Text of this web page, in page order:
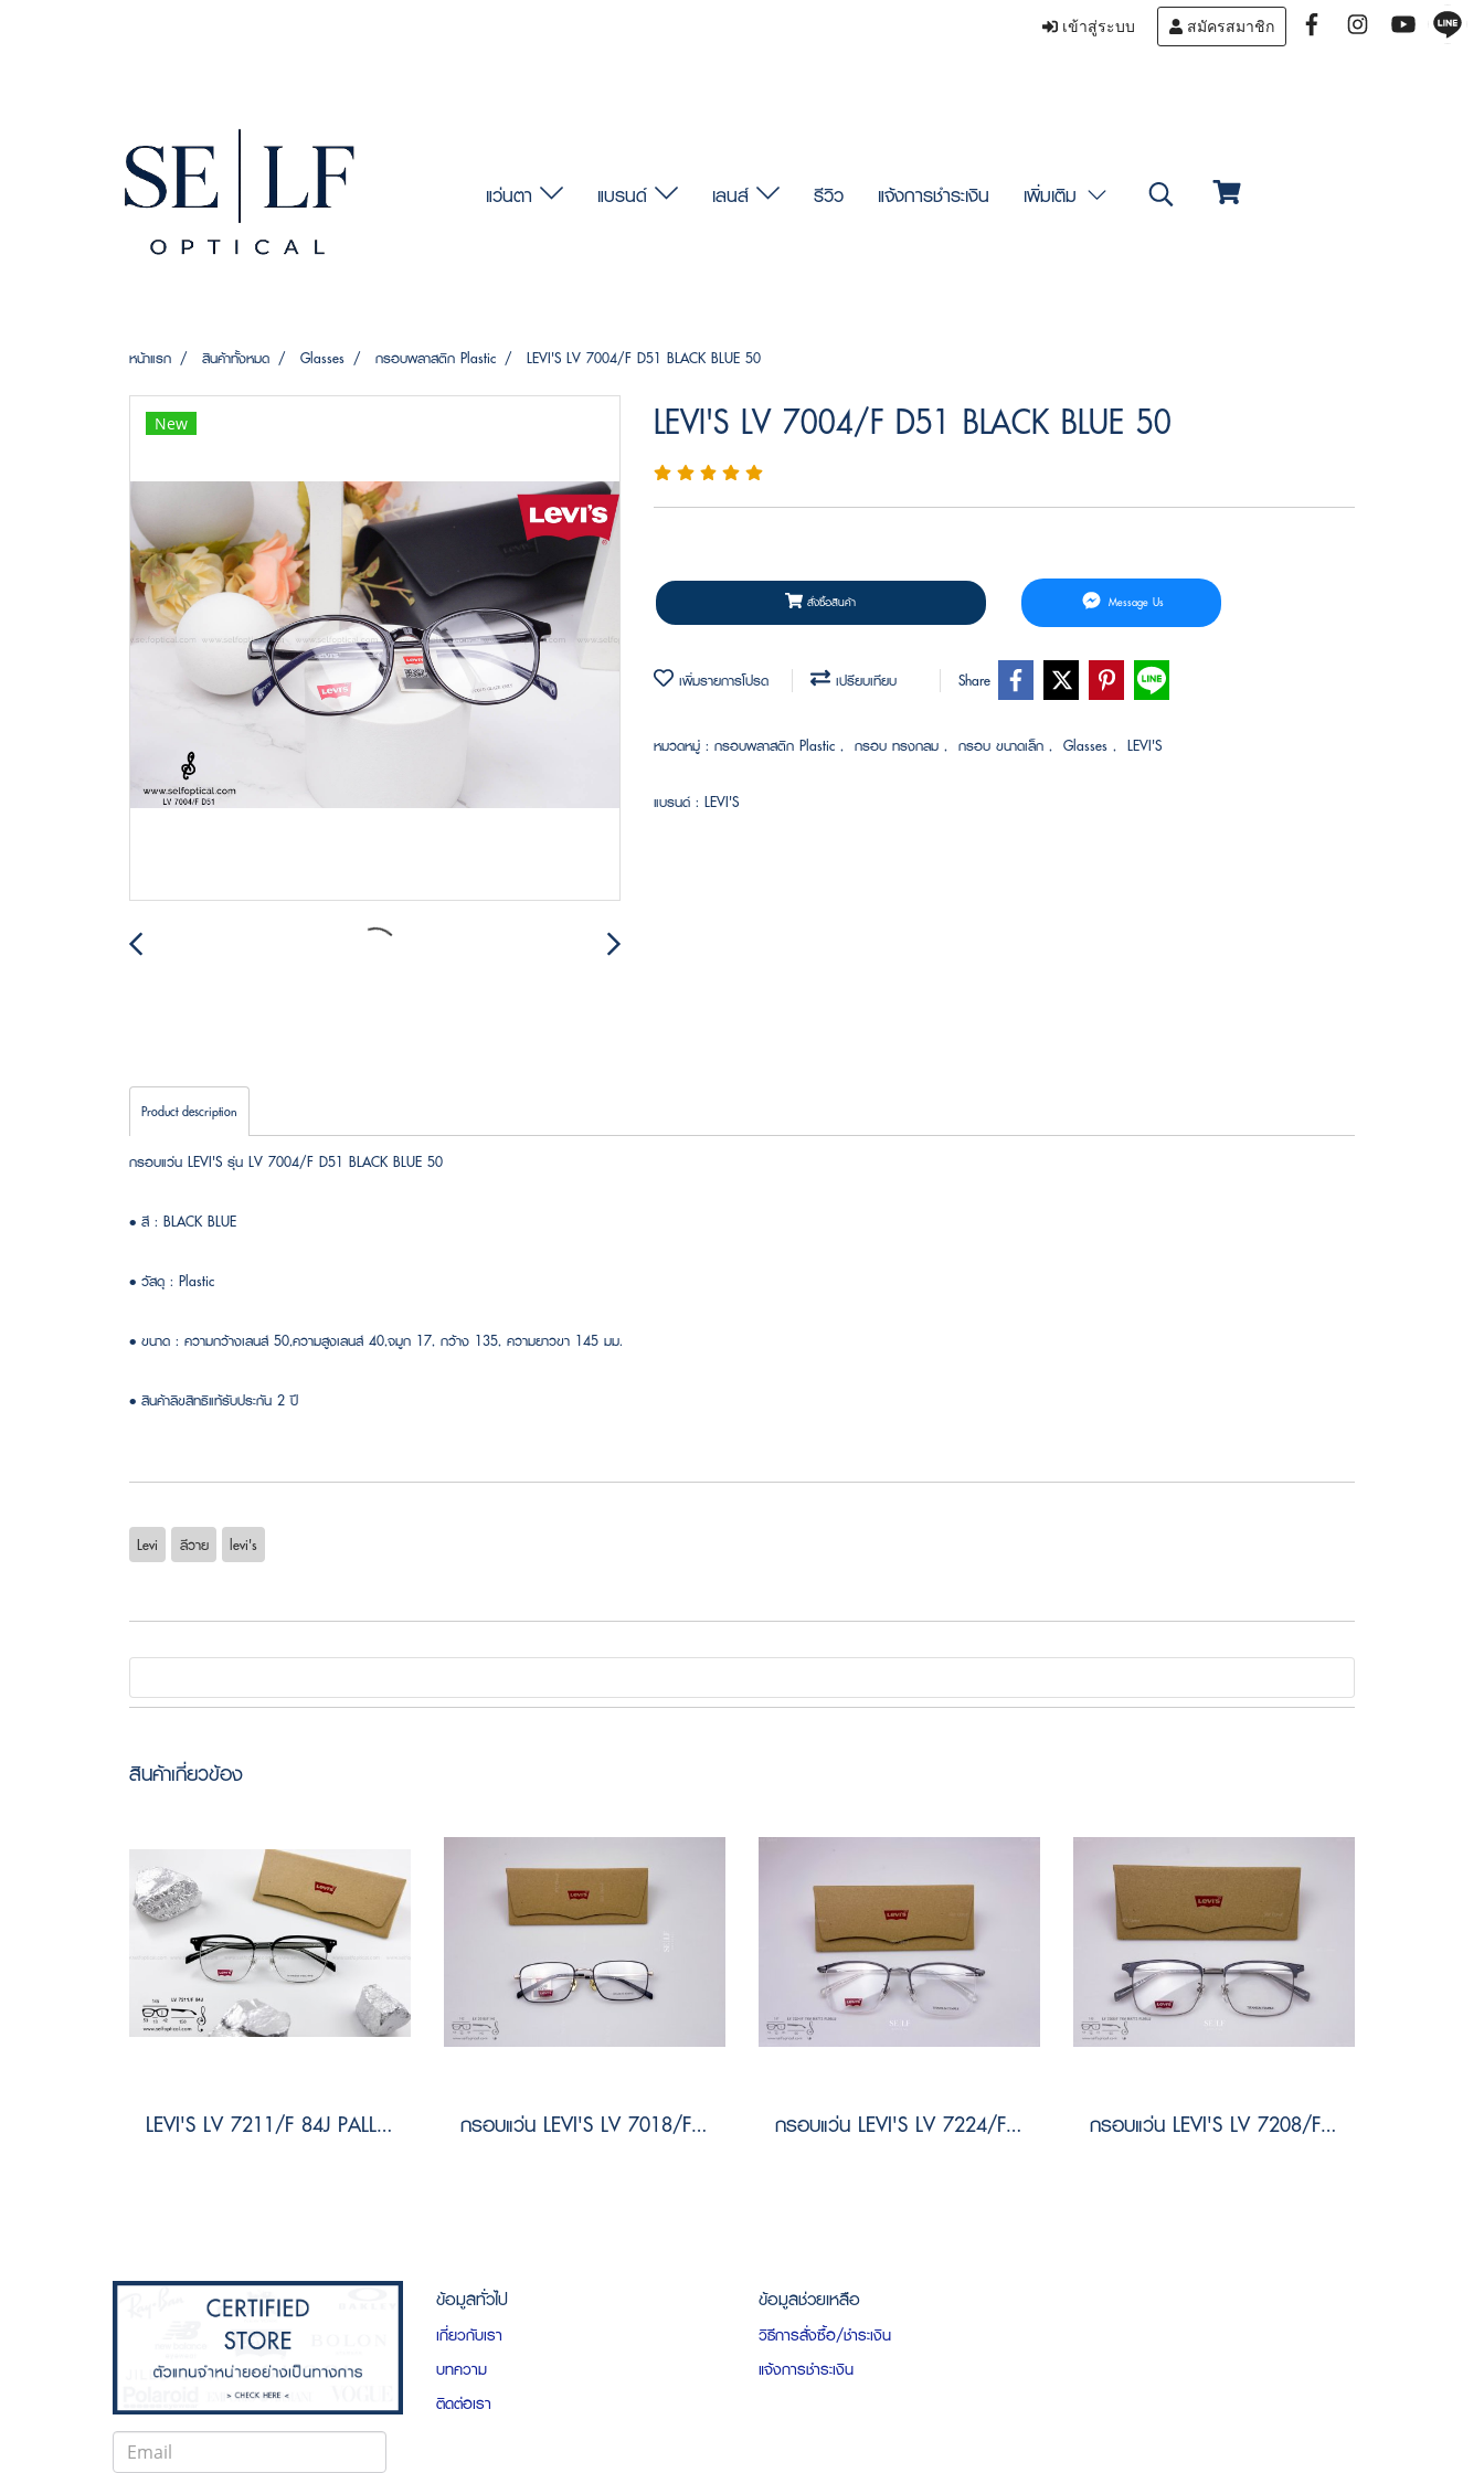
เข้าสู่ระบบ สมัครสมาชิก
แว่นตา แบรนด์ เลนส์ รีวิว แจ้งการชำระเงิน เพิ่มเติม
หน้าแรก สินค้าทั้งหมด Glasses กรอบพลาสติก Plastic LEVI'S LV 7004/F D51 BLACK BLUE 50
New LEVI'S LV 7004/F D51 BLACK BLUE 50
สั่งซื้อสินค้า Message Us
เพิ่มรายการโปรด เปรียบเทียบ Share
หมวดหมู่ : กรอบพลาสติก Plastic , กรอบ ทรงกลม , กรอบ ขนาดเล็ก , Glasses , LEVI'S
แบรนด์ : LEVI'S
Product description
กรอบแว่น LEVI'S รุ่น LV 7004/F D51 BLACK BLUE 50
• สี : BLACK BLUE
• วัสดุ : Plastic
• ขนาด : ความกว้างเลนส์ 50,ความสูงเลนส์ 40,จมูก 17, กว้าง 135, ความยาวขา 145 มม.
• สินค้าลิขสิทธิแท้รับประกัน 2 ปี
Levi ลีวาย levi's
สินค้าเกี่ยวข้อง
LEVI'S LV 7211/F 84J PALLAD BLACK Size 53 กรอบแว่น LEVI'S LV 7018/F I46 Size 55 กรอบแว่น LEVI'S LV 7224/F 7XM MATTE PLDBLU Size 54 กรอบแว่น LEVI'S LV 7208/F 7XM MATTE PLDBLU Size 55
ข้อมูลทั่วไป
เกี่ยวกับเรา
บทความ
ติดต่อเรา
ข้อมูลช่วยเหลือ
วิธีการสั่งซื้อ/ชำระเงิน
แจ้งการชำระเงิน